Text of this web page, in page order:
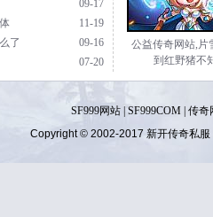
09-17
11-19
09-16
了
07-20
公益传奇网站,片
到红野猪不
SF999网站 SF999COM 传奇
Copyright © 2002-2017 新开传奇私服